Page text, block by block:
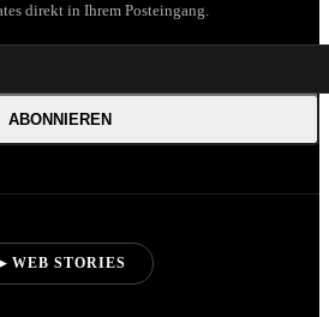
direkt in Ihrem Posteingang.
ABONNIEREN
WEB STORIES